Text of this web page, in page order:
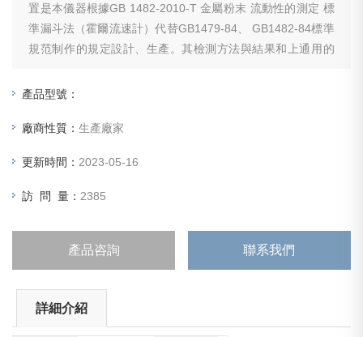
置是本儀器根據GB 1482-2010-T 金屬粉末 流動性的測定 標
準漏斗法（霍爾流速計）代替GB1479-84、 GB1482-84標準
規范制作的規定設計、生產。其檢測方法與結果和上通用的
和松裝密度之測量。
產品型號：
廠商性質：生產廠家
更新時間： 2023-05-16
訪 問 量： 2385
產品咨詢 聯系我們
詳細介紹